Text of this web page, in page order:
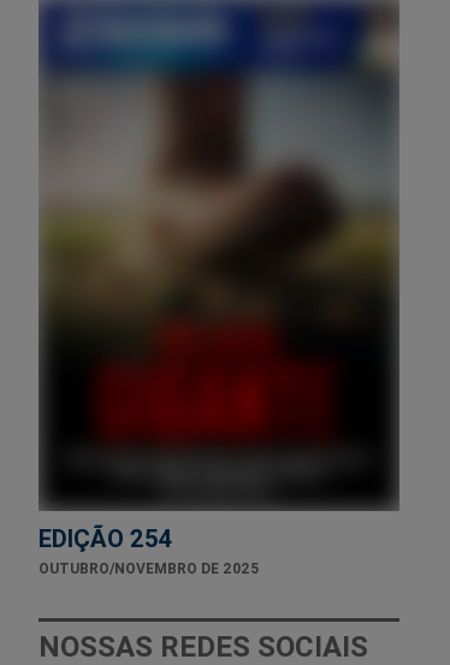
EDIÇÃO 254
OUTUBRO/NOVEMBRO DE 2025
NOSSAS REDES SOCIAIS